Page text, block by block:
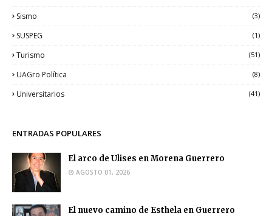
Sismo (3)
SUSPEG (1)
Turismo (51)
UAGro Política (8)
Universitarios (41)
ENTRADAS POPULARES
El arco de Ulises en Morena Guerrero
AGOSTO 01, 2026
El nuevo camino de Esthela en Guerrero